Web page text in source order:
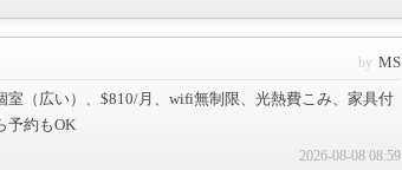
MS
（広い）、$810/月、wifi無制限、光熱費こみ、家具付
予約もOK
2026-08-08 08:59